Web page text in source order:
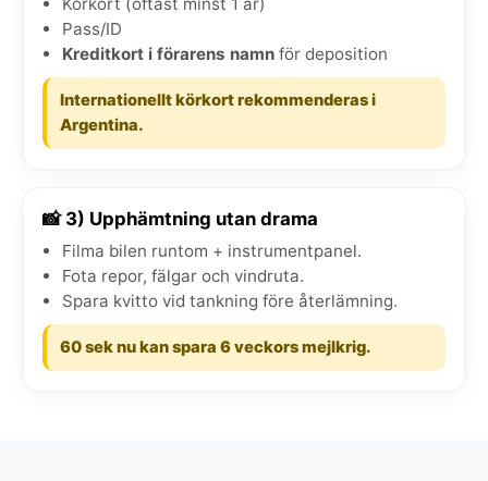
Pass/ID
Kreditkort i förarens namn för deposition
Internationellt körkort rekommenderas i
Argentina.
📸 3) Upphämtning utan drama
Filma bilen runtom + instrumentpanel.
Fota repor, fälgar och vindruta.
Spara kvitto vid tankning före återlämning.
60 sek nu kan spara 6 veckors mejlkrig.